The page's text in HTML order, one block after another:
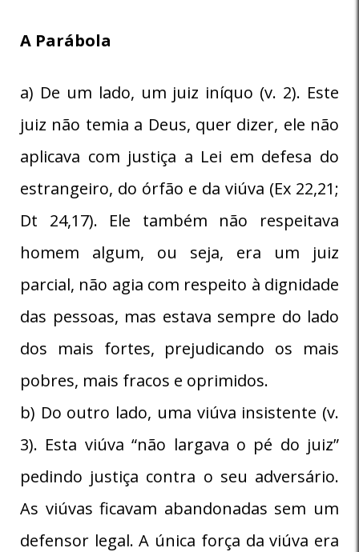
A Parábola
a) De um lado, um juiz iníquo (v. 2). Este
juiz não temia a Deus, quer dizer, ele não
aplicava com justiça a Lei em defesa do
estrangeiro, do órfão e da viúva (Ex 22,21;
Dt 24,17). Ele também não respeitava
homem algum, ou seja, era um juiz
parcial, não agia com respeito à dignidade
das pessoas, mas estava sempre do lado
dos mais fortes, prejudicando os mais
pobres, mais fracos e oprimidos.
b) Do outro lado, uma viúva insistente (v.
3). Esta viúva “não largava o pé do juiz”
pedindo justiça contra o seu adversário.
As viúvas ficavam abandonadas sem um
defensor legal. A única força da viúva era